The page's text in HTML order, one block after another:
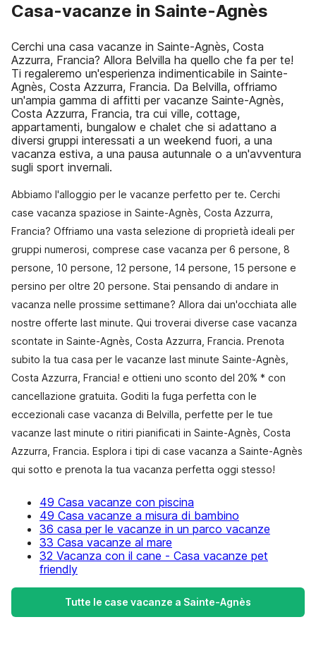
Casa-vacanze in Sainte-Agnès
Cerchi una casa vacanze in Sainte-Agnès, Costa
Azzurra, Francia? Allora Belvilla ha quello che fa per te!
Ti regaleremo un'esperienza indimenticabile in Sainte-
Agnès, Costa Azzurra, Francia. Da Belvilla, offriamo
un'ampia gamma di affitti per vacanze Sainte-Agnès,
Costa Azzurra, Francia, tra cui ville, cottage,
appartamenti, bungalow e chalet che si adattano a
diversi gruppi interessati a un weekend fuori, a una
vacanza estiva, a una pausa autunnale o a un'avventura
sugli sport invernali.
Abbiamo l'alloggio per le vacanze perfetto per te. Cerchi
case vacanza spaziose in Sainte-Agnès, Costa Azzurra,
Francia? Offriamo una vasta selezione di proprietà ideali per
gruppi numerosi, comprese case vacanza per 6 persone, 8
persone, 10 persone, 12 persone, 14 persone, 15 persone e
persino per oltre 20 persone. Stai pensando di andare in
vacanza nelle prossime settimane? Allora dai un'occhiata alle
nostre offerte last minute. Qui troverai diverse case vacanza
scontate in Sainte-Agnès, Costa Azzurra, Francia. Prenota
subito la tua casa per le vacanze last minute Sainte-Agnès,
Costa Azzurra, Francia! e ottieni uno sconto del 20% * con
cancellazione gratuita. Goditi la fuga perfetta con le
eccezionali case vacanza di Belvilla, perfette per le tue
vacanze last minute o ritiri pianificati in Sainte-Agnès, Costa
Azzurra, Francia. Esplora i tipi di case vacanza a Sainte-Agnès
qui sotto e prenota la tua vacanza perfetta oggi stesso!
49 Casa vacanze con piscina
49 Casa vacanze a misura di bambino
36 casa per le vacanze in un parco vacanze
33 Casa vacanze al mare
32 Vacanza con il cane - Casa vacanze pet
friendly
Tutte le case vacanze a Sainte-Agnès